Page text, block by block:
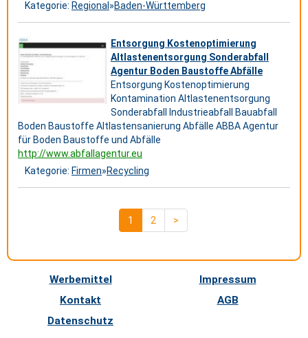
Kategorie: Regional »Baden-Württemberg
Entsorgung Kostenoptimierung
Altlastenentsorgung Sonderabfall
Agentur Boden Baustoffe Abfälle
Entsorgung Kostenoptimierung
Kontamination Altlastenentsorgung
Sonderabfall Industrieabfall Bauabfall
Boden Baustoffe Altlastensanierung Abfälle ABBA Agentur
für Boden Baustoffe und Abfälle
http://www.abfallagentur.eu
Kategorie: Firmen»Recycling
1 2 >
Werbemittel
Impressum
Kontakt
AGB
Datenschutz